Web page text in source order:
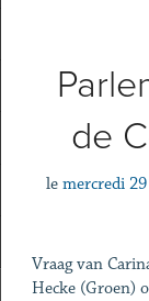
de
le mercredi
Vraag van
Hecke (Groen)